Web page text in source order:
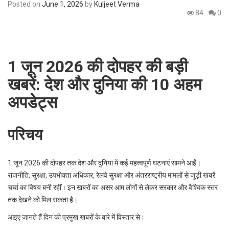
Posted on June 1, 2026 by Kuljeet Verma
84
0
1 जून 2026 की दोपहर की बड़ी
खबरें: देश और दुनिया की 10 अहम
अपडेट्स
परिचय
1 जून 2026 की दोपहर तक देश और दुनिया में कई महत्वपूर्ण घटनाएं सामने आईं।
राजनीति, सुरक्षा, उपभोक्ता अधिकार, रेलवे सुरक्षा और अंतरराष्ट्रीय मामलों से जुड़ी खबरें
चर्चा का विषय बनी रहीं। इन खबरों का असर आम लोगों से लेकर सरकार और वैश्विक स्तर
तक देखने को मिल सकता है।
आइए जानते हैं दिन की प्रमुख खबरों के बारे में विस्तार से।
e